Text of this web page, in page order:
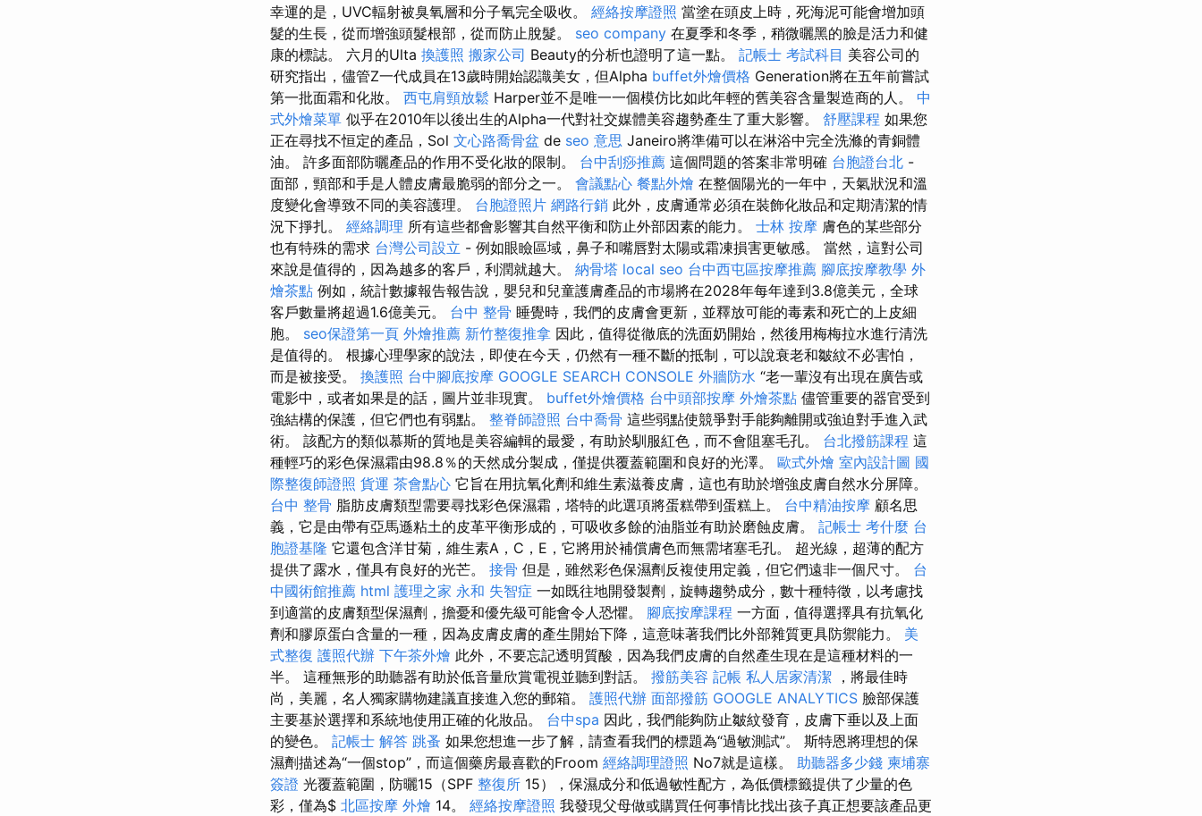
幸運的是，UVC輻射被臭氧層和分子氧完全吸收。 經絡按摩證照 當塗在頭皮上時，死海泥可能會增加頭
髮的生長，從而增強頭髮根部，從而防止脫髮。 seo company 在夏季和冬季，稍微曬黑的臉是活力和健
康的標誌。 六月的Ulta 換護照 搬家公司 Beauty的分析也證明了這一點。 記帳士 考試科目 美容公司的
研究指出，儘管Z一代成員在13歲時開始認識美女，但Alpha buffet外燴價格 Generation將在五年前嘗試
第一批面霜和化妝。 西屯肩頸放鬆 Harper並不是唯一一個模仿比如此年輕的舊美容含量製造商的人。 中
式外燴菜單 似乎在2010年以後出生的Alpha一代對社交媒體美容趨勢產生了重大影響。 舒壓課程 如果您
正在尋找不恒定的產品，Sol 文心路喬骨盆 de seo 意思 Janeiro將準備可以在淋浴中完全洗滌的青銅體
油。 許多面部防曬產品的作用不受化妝的限制。 台中刮痧推薦 這個問題的答案非常明確 台胞證台北 -
面部，頸部和手是人體皮膚最脆弱的部分之一。 會議點心 餐點外燴 在整個陽光的一年中，天氣狀況和溫
度變化會導致不同的美容護理。 台胞證照片 網路行銷 此外，皮膚通常必須在裝飾化妝品和定期清潔的情
況下掙扎。 經絡調理 所有這些都會影響其自然平衡和防止外部因素的能力。 士林 按摩 膚色的某些部分
也有特殊的需求 台灣公司設立 - 例如眼瞼區域，鼻子和嘴唇對太陽或霜凍損害更敏感。 當然，這對公司
來說是值得的，因為越多的客戶，利潤就越大。 納骨塔 local seo 台中西屯區按摩推薦 腳底按摩教學 外
燴茶點 例如，統計數據報告報告說，嬰兒和兒童護膚產品的市場將在2028年每年達到3.8億美元，全球
客戶數量將超過1.6億美元。 台中 整骨 睡覺時，我們的皮膚會更新，並釋放可能的毒素和死亡的上皮細
胞。 seo保證第一頁 外燴推薦 新竹整復推拿 因此，值得從徹底的洗面奶開始，然後用梅梅拉水進行清洗
是值得的。 根據心理學家的說法，即使在今天，仍然有一種不斷的抵制，可以說衰老和皺紋不必害怕，
而是被接受。 換護照 台中腳底按摩 GOOGLE SEARCH CONSOLE 外牆防水 “老一輩沒有出現在廣告或
電影中，或者如果是的話，圖片並非現實。 buffet外燴價格 台中頭部按摩 外燴茶點 儘管重要的器官受到
強結構的保護，但它們也有弱點。 整脊師證照 台中喬骨 這些弱點使競爭對手能夠離開或強迫對手進入武
術。 該配方的類似慕斯的質地是美容編輯的最愛，有助於馴服紅色，而不會阻塞毛孔。 台北撥筋課程 這
種輕巧的彩色保濕霜由98.8％的天然成分製成，僅提供覆蓋範圍和良好的光澤。 歐式外燴 室內設計圖 國
際整復師證照 貨運 茶會點心 它旨在用抗氧化劑和維生素滋養皮膚，這也有助於增強皮膚自然水分屏障。
台中 整骨 脂肪皮膚類型需要尋找彩色保濕霜，塔特的此選項將蛋糕帶到蛋糕上。 台中精油按摩 顧名思
義，它是由帶有亞馬遜粘土的皮革平衡形成的，可吸收多餘的油脂並有助於磨蝕皮膚。 記帳士 考什麼 台
胞證基隆 它還包含洋甘菊，維生素A，C，E，它將用於補償膚色而無需堵塞毛孔。 超光線，超薄的配方
提供了露水，僅具有良好的光芒。 接骨 但是，雖然彩色保濕劑反複使用定義，但它們遠非一個尺寸。 台
中國術館推薦 html 護理之家 永和 失智症 一如既往地開發製劑，旋轉趨勢成分，數十種特徵，以考慮找
到適當的皮膚類型保濕劑，擔憂和優先級可能會令人恐懼。 腳底按摩課程 一方面，值得選擇具有抗氧化
劑和膠原蛋白含量的一種，因為皮膚皮膚的產生開始下降，這意味著我們比外部雜質更具防禦能力。 美
式整復 護照代辦 下午茶外燴 此外，不要忘記透明質酸，因為我們皮膚的自然產生現在是這種材料的一
半。 這種無形的助聽器有助於低音量欣賞電視並聽到對話。 撥筋美容 記帳 私人居家清潔 ，將最佳時
尚，美麗，名人獨家購物建議直接進入您的郵箱。 護照代辦 面部撥筋 GOOGLE ANALYTICS 臉部保護
主要基於選擇和系統地使用正確的化妝品。 台中spa 因此，我們能夠防止皺紋發育，皮膚下垂以及上面
的變色。 記帳士 解答 跳蚤 如果您想進一步了解，請查看我們的標題為“過敏測試”。 斯特恩將理想的保
濕劑描述為“一個stop”，而這個藥房最喜歡的Froom 經絡調理證照 No7就是這樣。 助聽器多少錢 柬埔寨
簽證 光覆蓋範圍，防曬15（SPF 整復所 15），保濕成分和低過敏性配方，為低價標籤提供了少量的色
彩，僅為$ 北區按摩 外燴 14。 經絡按摩證照 我發現父母做或購買任何事情比找出孩子真正想要該產品更